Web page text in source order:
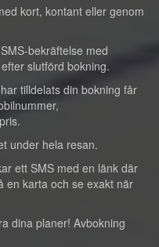
kort, kontant eller genom
bekräftelse med
slutförd bokning.
tilldelats din bokning får
under hela resan.
ett SMS med en länk där
en karta och se exakt när
dina planer! Avbokning